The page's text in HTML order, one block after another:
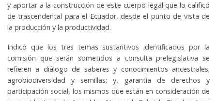
y aportar a la construcción de este cuerpo legal que lo calificó
de trascendental para el Ecuador, desde el punto de vista de
la producción y la productividad.
Indicó que los tres temas sustantivos identificados por la
comisión que serán sometidos a consulta prelegislativa se
refieren a diálogo de saberes y conocimientos ancestrales;
agrobiodiversidad y semillas; y, garantía de derechos y
participación social, los mismos que están en consideración de